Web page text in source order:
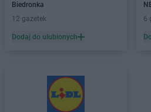
Biedronka
12 gazetek
Dodaj do ulubionych
6